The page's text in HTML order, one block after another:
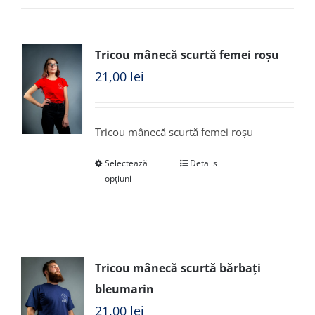
Tricou mânecă scurtă femei roșu
21,00 lei
Tricou mânecă scurtă femei roșu
Selectează
opțiuni
Details
Tricou mânecă scurtă bărbați
bleumarin
21,00 lei